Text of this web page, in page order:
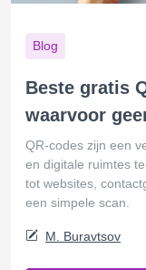
Blog
Beste gratis
waarvoor
QR-codes zijn een
en digitale ruimtes
tot websites,
een simpele scan.
M. Buravtsov